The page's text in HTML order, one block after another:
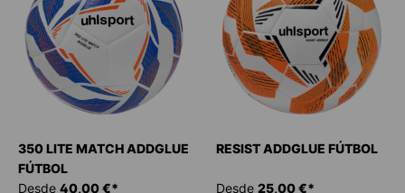
350 LITE MATCH ADDGLUE
FÚTBOL
Desde 40,00 €*
RESIST ADDGLUE FÚTBOL
Desde 25,00 €*